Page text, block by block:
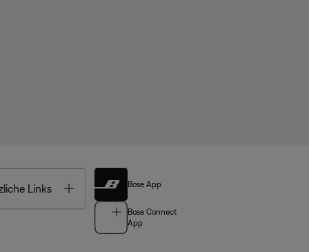
Links Toggle Bose App
Bose Connect
App